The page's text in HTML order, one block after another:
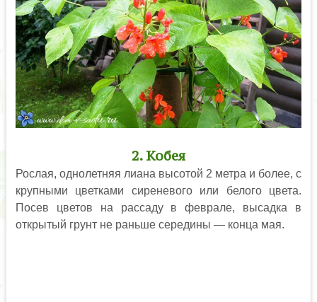
2. Кобея
Рослая, однолетняя лиана высотой 2 метра и более, с
крупными цветками сиреневого или белого цвета.
Посев цветов на рассаду в феврале, высадка в
открытый грунт не раньше середины — конца мая.